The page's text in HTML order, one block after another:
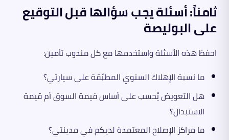
ثامناً: أسئلة يجب سؤالها قبل التوقيع
على البوليصة
احفظ هذه الأسئلة واستخدمها مع كل مندوب تأمين:
ما نسبة الإهلاك السنوي المطبّقة على سيارتي؟
هل التعويض يُحسب على أساس قيمة السوق أم قيمة
الاستبدال؟
ما مراكز الإصلاح المعتمدة لديكم في مدينتي؟